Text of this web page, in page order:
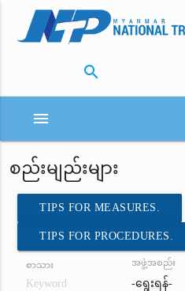
search
menu
စည်းမျည်းများ
TIPS FOR MEASURES.
TIPS FOR PROCEDURES.
စာသား အဖွဲ့အစည်း